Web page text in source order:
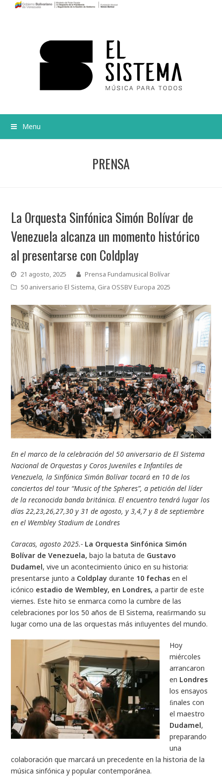
Menu
PRENSA
La Orquesta Sinfónica Simón Bolívar de
Venezuela alcanza un momento histórico
al presentarse con Coldplay
21 agosto, 2025
Prensa Fundamusical Bolívar
50 aniversario El Sistema, Gira OSSBV Europa 2025
En el marco de la celebración del 50 aniversario de El Sistema
Nacional de Orquestas y Coros Juveniles e Infantiles de
Venezuela, la Sinfónica Simón Bolívar tocará en 10 de los
conciertos del tour “Music of the Spheres”, a petición del líder
de la reconocida banda británica. El encuentro tendrá lugar los
días 22,23,26,27,30 y 31 de agosto, y 3,4,7 y 8 de septiembre
en el Wembley Stadium de Londres
Caracas, agosto 2025.- La Orquesta Sinfónica Simón
Bolívar de Venezuela,bajo la batuta de Gustavo
Dudamel, vive un acontecimiento único en su historia:
presentarse junto a Coldplaydurante 10 fechasen el
icónico estadio de Wembley, en Londres,a partir de este
viernes. Este hito se enmarca como la cumbre de las
celebraciones por los 50 años de El Sistema, reaﬁrmando su
lugar como una de las orquestas más inﬂuyentes del mundo.
Hoy
miércoles
arrancaron
en Londres
los ensayos
ﬁnales con
el maestro
Dudamel,
preparando
una
colaboración que marcará un precedente en la historia de la
música sinfónica y popular contemporánea.